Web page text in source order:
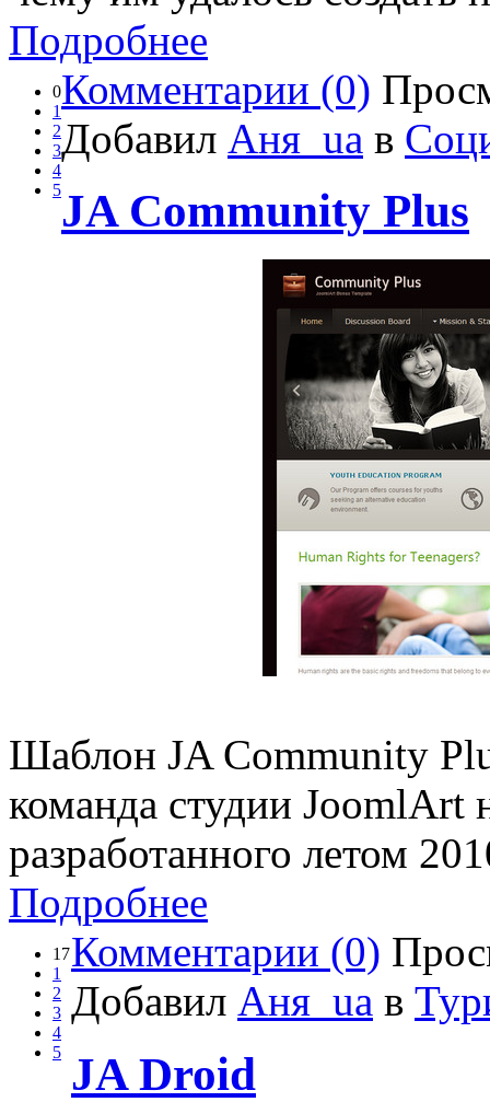
Подробнее
0
1
2
3
4
5
Комментарии (0)
Добавил Аня_ua в
JA Community Plus
Шаблон JA Community
команда студии JoomlArt
разработанного летом
Подробнее
17
1
2
3
4
5
Комментарии (0)
Добавил Аня_ua в
JA Droid